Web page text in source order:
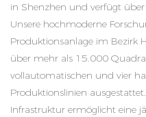
in Shenzhen und verfügt
Unsere hochmoderne
Produktionsanlage im Bezirk
über mehr als 15.000
vollautomatischen und vier
Produktionslinien
Infrastruktur ermöglicht eine